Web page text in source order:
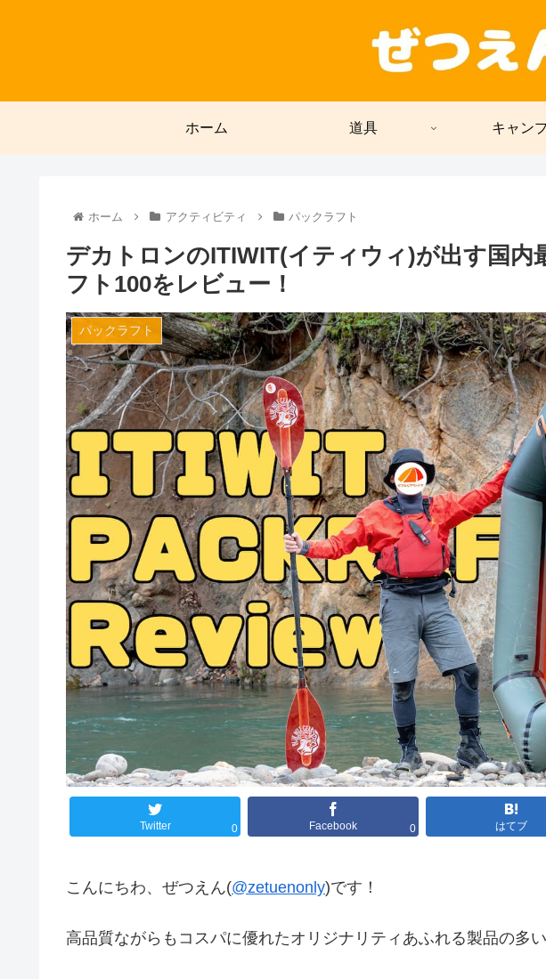
ホーム 道具 キャン
ホーム アクティビティ パックラフト
デカトロンのITIWIT(イティウィ)が出す国内
フト100をレビュー！
パックラフト
Twitter 0 Facebook 0 はてブ
こんにちわ、ぜつえん(@zetuenonly)です！
高品質ながらもコスパに優れたオリジナリティあふれる製品の多い